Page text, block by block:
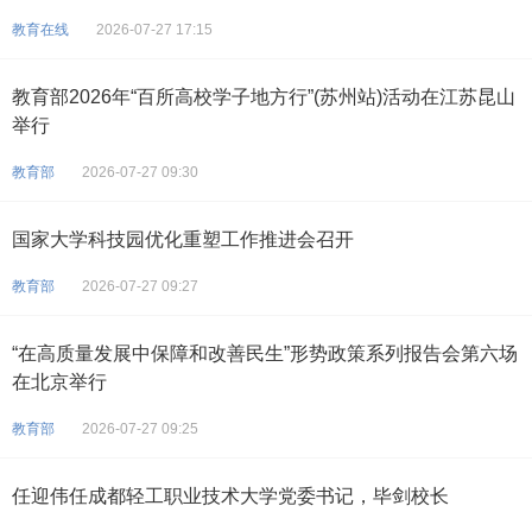
教育在线 2026-07-27 17:15
教育部2026年“百所高校学子地方行”(苏州站)活动在江苏昆山
举行
教育部 2026-07-27 09:30
国家大学科技园优化重塑工作推进会召开
教育部 2026-07-27 09:27
“在高质量发展中保障和改善民生”形势政策系列报告会第六场
在北京举行
教育部 2026-07-27 09:25
任迎伟任成都轻工职业技术大学党委书记，毕剑校长